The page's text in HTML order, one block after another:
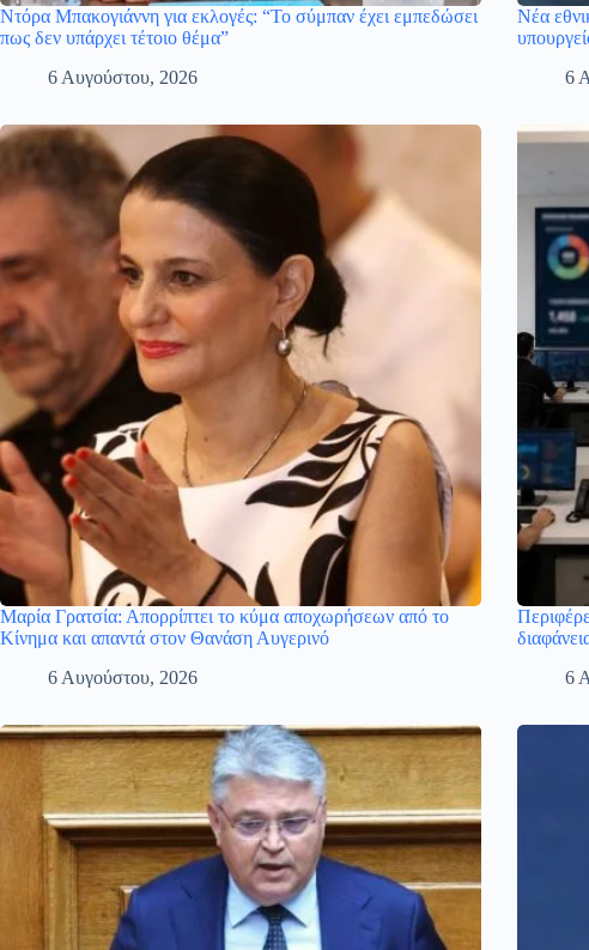
Ντόρα Μπακογιάννη για εκλογές: “Το σύμπαν έχει εμπεδώσει
πως δεν υπάρχει τέτοιο θέμα”
6 Αυγούστου, 2026
Νέα
6
Μαρία Γρατσία: Απορρίπτει το κύμα αποχωρήσεων από το
Κίνημα και απαντά στον Θανάση Αυγερινό
6 Αυγούστου, 2026
6